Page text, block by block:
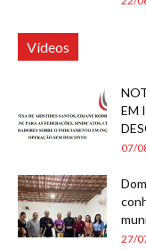
Vídeos
EM
07/
27/